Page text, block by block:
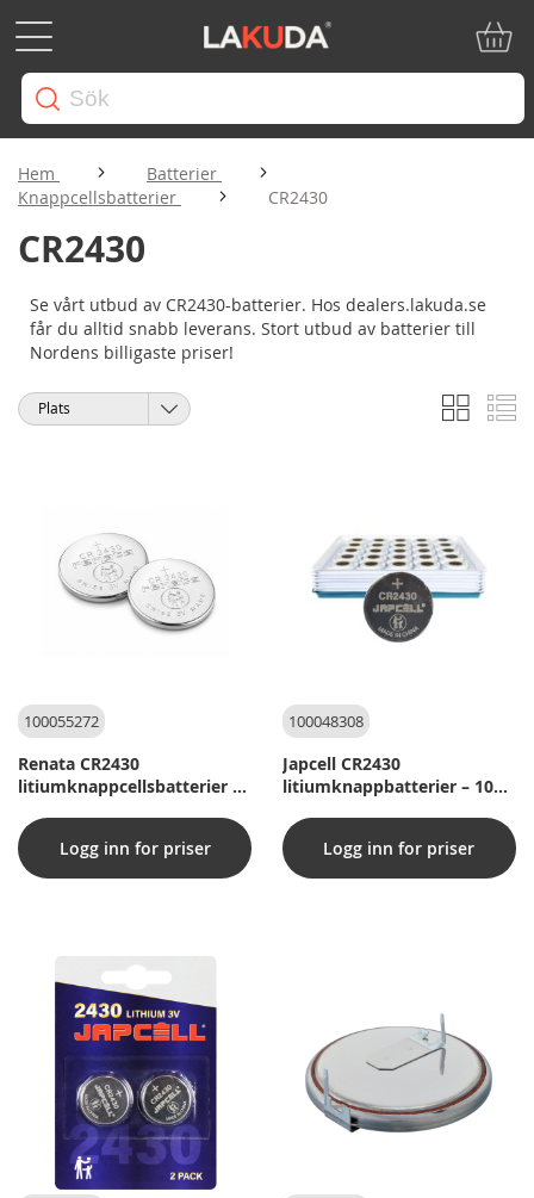
Hem
Batterier
Knappcellsbatterier
CR2430
CR2430
Se vårt utbud av CR2430-batterier. Hos dealers.lakuda.se
får du alltid snabb leverans. Stort utbud av batterier till
Nordens billigaste priser!
Visa
som
Rutnät
Sortera
100055272
Renata CR2430
litiumknappcellsbatterier -
Logg inn for priser
100048308
Japcell CR2430
litiumknappbatterier – 100
industriförpackning
Logg inn for priser